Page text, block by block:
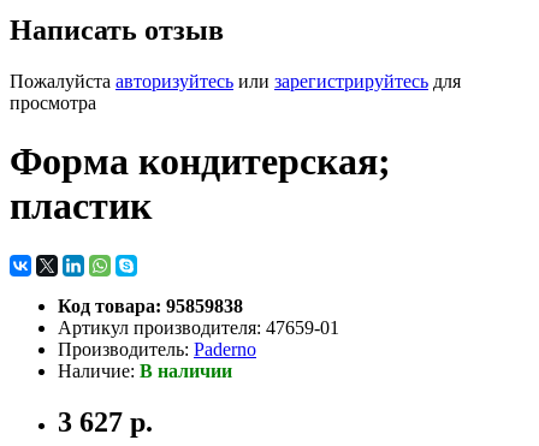
Написать отзыв
Пожалуйста авторизуйтесь или зарегистрируйтесь для
просмотра
Форма кондитерская;
пластик
Код товара: 95859838
Артикул производителя: 47659-01
Производитель: Paderno
Наличие: В наличии
3 627 р.